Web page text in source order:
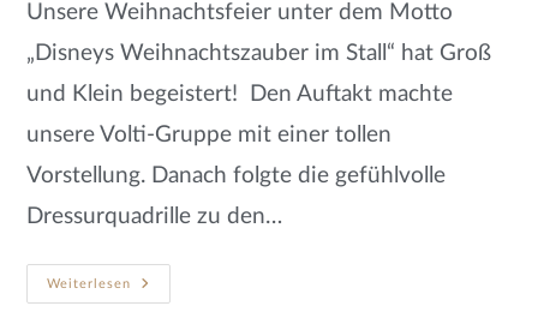
Unsere Weihnachtsfeier unter dem Motto
„Disneys Weihnachtszauber im Stall“ hat Groß
und Klein begeistert! Den Auftakt machte
unsere Volti-Gruppe mit einer tollen
Vorstellung. Danach folgte die gefühlvolle
Dressurquadrille zu den…
Weiterlesen